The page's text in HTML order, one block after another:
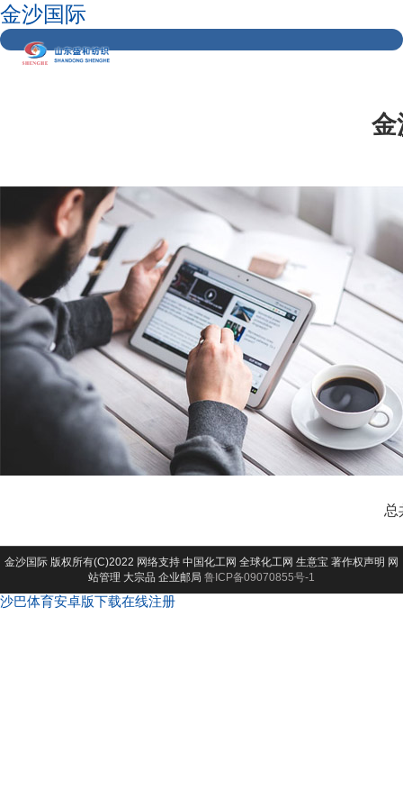
金沙国际
金
总
金沙国际 版权所有(C)2022 网络支持 中国化工网 全球化工网 生意宝 著作权声明 网
站管理 大宗品 企业邮局 鲁ICP备09070855号-1
沙巴体育安卓版下载在线注册